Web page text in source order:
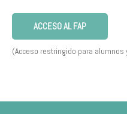
ACCESO AL FAP
(Acceso restringido para alumnos